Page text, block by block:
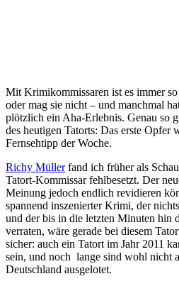
Mit Krimikommissaren ist es immer
oder mag sie nicht – und manchmal
plötzlich ein Aha-Erlebnis. Genau so
des heutigen Tatorts: Das erste Opfer
Fernsehtipp der Woche.
Richy Müllerfand ich früher als
Tatort-Kommissar fehlbesetzt. Der
Meinung jedoch endlich revidieren
spannend inszenierter Krimi, der
und der bis in die letzten Minuten hin
verraten, wäre gerade bei diesem
sicher: auch ein Tatort im Jahr 2011
sein, und noch lange sind wohl nicht
Deutschland ausgelotet.